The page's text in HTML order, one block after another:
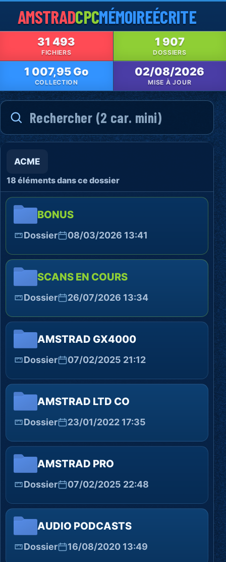
AMSTRADCPCMÉMOIREÉCRITE
31 493
FICHIERS
1 907
DOSSIERS
1 007,95 Go
COLLECTION
02/08/2026
MISE À JOUR
ACME
18 éléments dans ce dossier
BONUS
Dossier 08/03/2026 13:41
SCANS EN COURS
Dossier 26/07/2026 13:34
AMSTRAD GX4000
Dossier 07/02/2025 21:12
AMSTRAD LTD CO
Dossier 23/01/2022 17:35
AMSTRAD PRO
Dossier 07/02/2025 22:48
AUDIO PODCASTS
Dossier 16/08/2020 13:49